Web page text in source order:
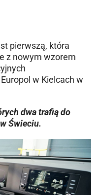
pierwszą, która
z nowym wzorem
w Kielcach w
dwa trafią do
Świeciu.